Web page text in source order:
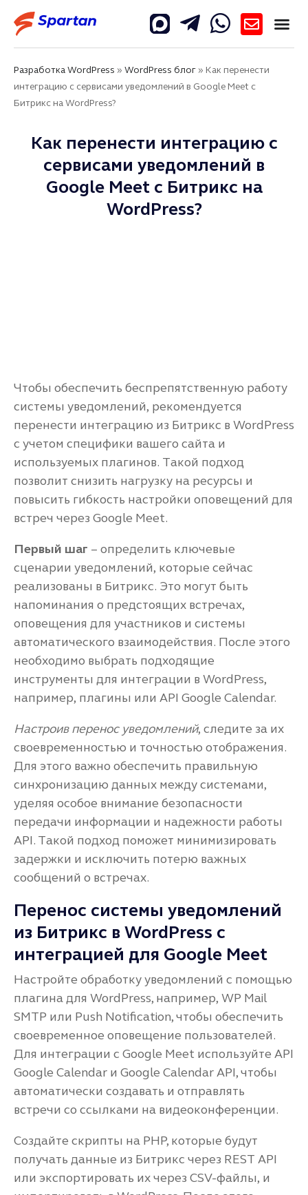
Разработка WordPress » WordPress блог » Как перенести
интеграцию с сервисами уведомлений в Google Meet с
Битрикс на WordPress?
Как перенести интеграцию с
сервисами уведомлений в
Google Meet с Битрикс на
WordPress?
Чтобы обеспечить беспрепятственную работу
системы уведомлений, рекомендуется
перенести интеграцию из Битрикс в WordPress
с учетом специфики вашего сайта и
используемых плагинов. Такой подход
позволит снизить нагрузку на ресурсы и
повысить гибкость настройки оповещений для
встреч через Google Meet.
Первый шаг – определить ключевые
сценарии уведомлений, которые сейчас
реализованы в Битрикс. Это могут быть
напоминания о предстоящих встречах,
оповещения для участников и системы
автоматического взаимодействия. После этого
необходимо выбрать подходящие
инструменты для интеграции в WordPress,
например, плагины или API Google Calendar.
Настроив перенос уведомлений, следите за их
своевременностью и точностью отображения.
Для этого важно обеспечить правильную
синхронизацию данных между системами,
уделяя особое внимание безопасности
передачи информации и надежности работы
API. Такой подход поможет минимизировать
задержки и исключить потерю важных
сообщений о встречах.
Перенос системы уведомлений
из Битрикс в WordPress с
интеграцией для Google Meet
Настройте обработку уведомлений с помощью
плагина для WordPress, например, WP Mail
SMTP или Push Notification, чтобы обеспечить
своевременное оповещение пользователей.
Для интеграции с Google Meet используйте API
Google Calendar и Google Calendar API, чтобы
автоматически создавать и отправлять
встречи со ссылками на видеоконференции.
Создайте скрипты на PHP, которые будут
получать данные из Битрикс через REST API
или экспортировать их через CSV-файлы, и